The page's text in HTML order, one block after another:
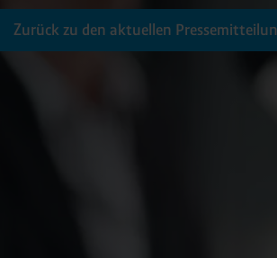
Zurück zu den aktuellen